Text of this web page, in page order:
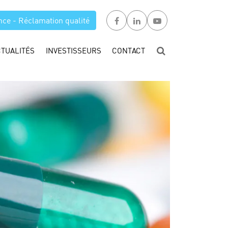
- Réclamation qualité
INVESTISSEURS CONTACT